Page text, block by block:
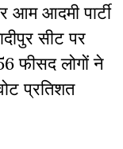
आम आदमी पार्टी
सीट पर
फीसद लोगों ने
प्रतिशत